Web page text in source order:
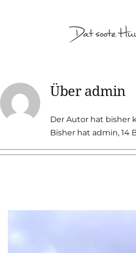
Überadmin
Der Autor hat bisher
Bisher hat admin, 14